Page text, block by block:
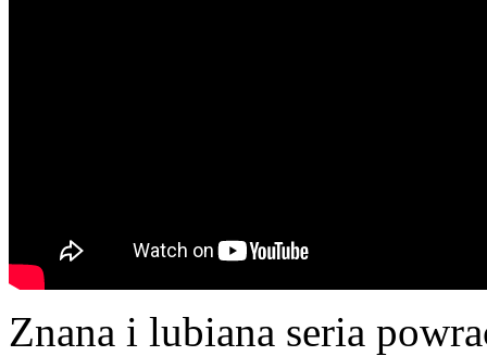
Znana i lubiana seria